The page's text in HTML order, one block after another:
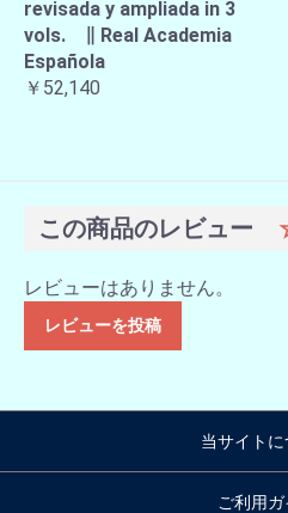
revisada y ampliada in 3
vols. ∥ Real Academia
Española
￥52,140
この商品のレビュー
レビューはありません。
レビューを投稿
当サイトに
ご利用ガ